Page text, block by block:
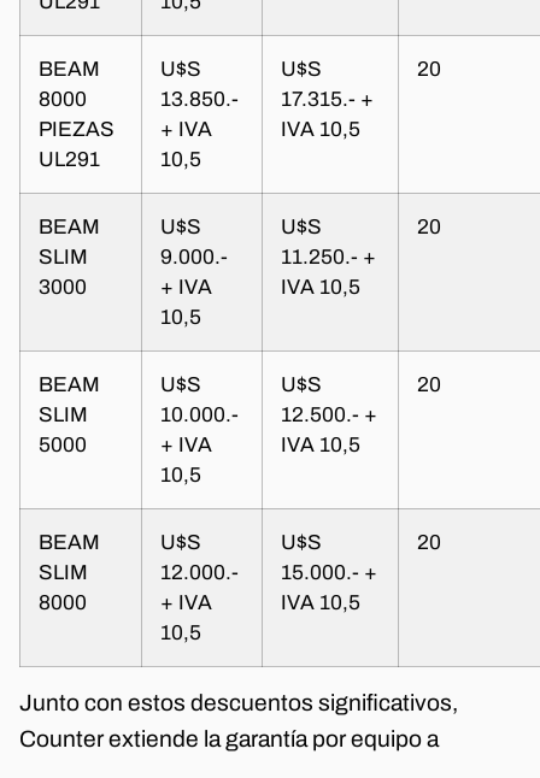
BEAM
8000
PIEZAS
UL291
U$S
13.850.-
+ IVA
10,5
U$S
17.315.- +
IVA 10,5
20
BEAM
SLIM
3000
U$S
9.000.-
+ IVA
10,5
U$S
11.250.- +
IVA 10,5
20
BEAM
SLIM
5000
U$S
10.000.-
+ IVA
10,5
U$S
12.500.- +
IVA 10,5
20
BEAM
SLIM
8000
U$S
12.000.-
+ IVA
10,5
U$S
15.000.- +
IVA 10,5
20
Junto con estos descuentos significativos,
Counter extiende la garantía por equipo a